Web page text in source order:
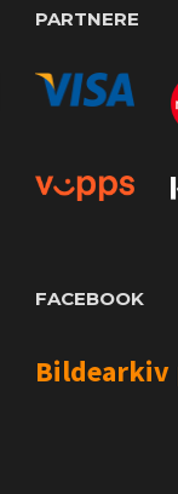
PARTNERE
FACEBOOK
Bildearkiv